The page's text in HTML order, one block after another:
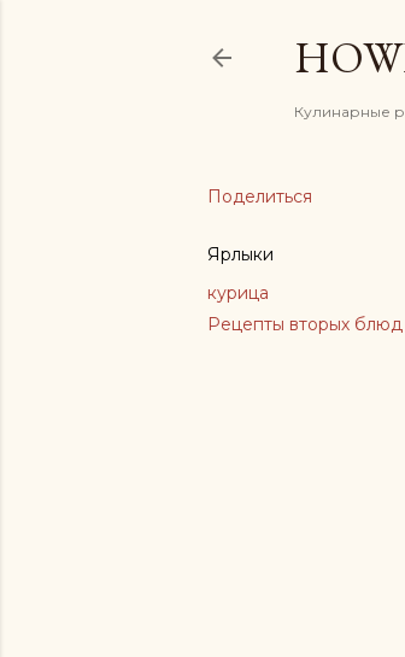
Кулинарные
Поделиться
Ярлыки
курица
Рецепты вторых блюд